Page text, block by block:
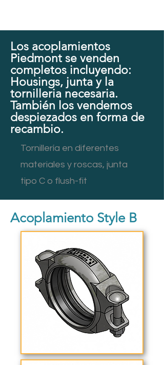
Los acoplamientos
Piedmont se venden
completos incluyendo:
Housings, junta y la
tornilleria necesaria.
También los vendemos
despiezados en forma de
recambio.
Tornillería en diferentes
materiales y roscas, junta
tipo C o flush-fit
Acoplamiento Style B